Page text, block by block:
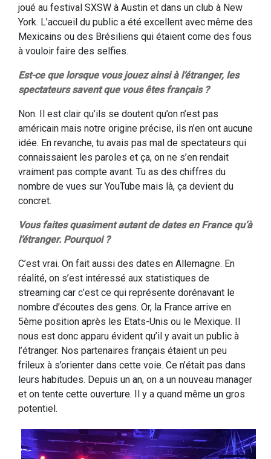
joué au festival SXSW à Austin et dans un club à New
York. L’accueil du public a été excellent avec même des
Mexicains ou des Brésiliens qui étaient come des fous
à vouloir faire des selfies.
Est-ce que lorsque vous jouez ainsi à l’étranger, les
spectateurs savent que vous êtes français ?
Non. Il est clair qu’ils se doutent qu’on n’est pas
américain mais notre origine précise, ils n’en ont aucune
idée. En revanche, tu avais pas mal de spectateurs qui
connaissaient les paroles et ça, on ne s’en rendait
vraiment pas compte avant. Tu as des chiffres du
nombre de vues sur YouTube mais là, ça devient du
concret.
Vous faites quasiment autant de dates en France qu’à
l’étranger. Pourquoi ?
C’est vrai. On fait aussi des dates en Allemagne. En
réalité, on s’est intéressé aux statistiques de
streaming car c’est ce qui représente dorénavant le
nombre d’écoutes des gens. Or, la France arrive en
5ème position après les Etats-Unis ou le Mexique. Il
nous est donc apparu évident qu’il y avait un public à
l’étranger. Nos partenaires français étaient un peu
frileux à s’orienter dans cette voie. Ce n’était pas dans
leurs habitudes. Depuis un an, on a un nouveau manager
et on tente cette ouverture. Il y a quand même un gros
potentiel.